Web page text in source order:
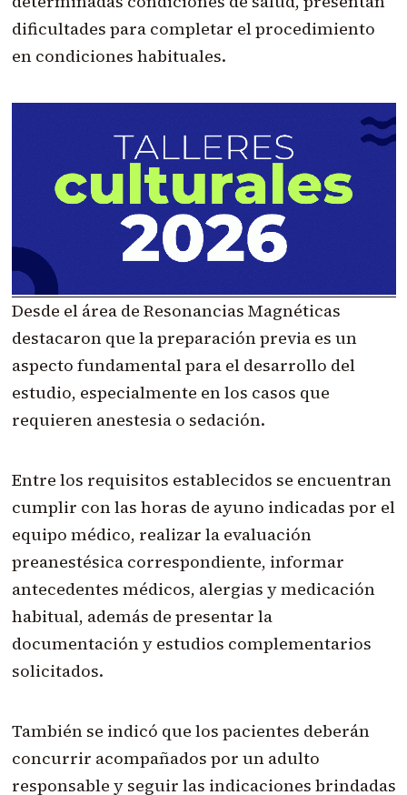
dificultades para completar el procedimiento
en condiciones habituales.
Desde el área de Resonancias Magnéticas
destacaron que la preparación previa es un
aspecto fundamental para el desarrollo del
estudio, especialmente en los casos que
requieren anestesia o sedación.
Entre los requisitos establecidos se encuentran
cumplir con las horas de ayuno indicadas por el
equipo médico, realizar la evaluación
preanestésica correspondiente, informar
antecedentes médicos, alergias y medicación
habitual, además de presentar la
documentación y estudios complementarios
solicitados.
También se indicó que los pacientes deberán
concurrir acompañados por un adulto
responsable y seguir las indicaciones brindadas